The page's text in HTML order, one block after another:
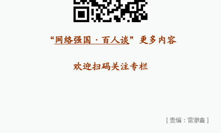
“网络强国·百人谈”更多内容
欢迎扫码关注专栏
[ 责编：雷渺鑫 ]